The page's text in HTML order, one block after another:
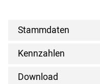
Stammdaten
Kennzahlen
Download